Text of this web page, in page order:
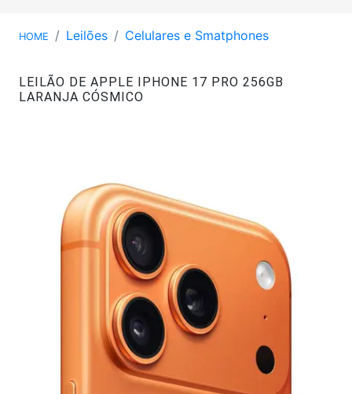
HOME Leilões Celulares e Smatphones
LEILÃO DE APPLE IPHONE 17 PRO 256GB
LARANJA CÓSMICO